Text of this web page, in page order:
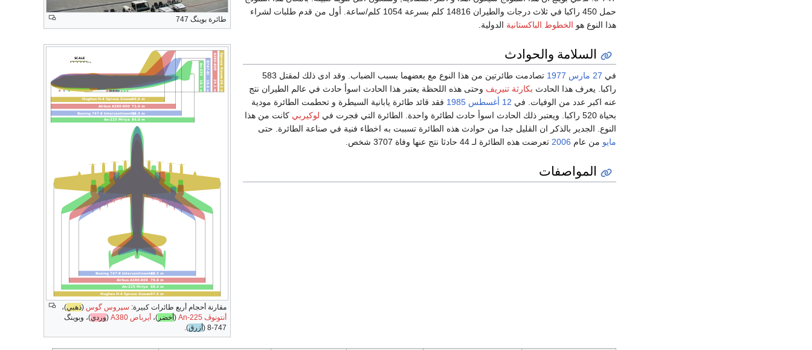
طائرة بوينگ 747
مقارنة أحجام أربع طائرات كبيرة: سپروس گوس (ذهبي)،
أنتونوڤ An-225
(أخضر )، أيرباص A380 (وردي)، وبوينگ
747-8 (
أزرق).
حمل 450 راكبا في ثلاث درجات والطيران 14816 كلم بسرعة 1054 كلم/ساعة. أول من قدم طلبات لشراء
هذا النوع هو الخطوط الباكستانية الدولية.
السلامة والحوادث
في 27 مارس 1977
تصادمت طائرتين من هذا النوع مع بعضهما بسبب الضباب. وقد ادى ذلك لمقتل 583
راكبا. يعرف هذا الحادث بكارثة تنيريف وحتى هذه اللحظة يعتبر هذا الحادث اسوأ حادث في عالم الطيران نتج
عنه اكبر عدد من الوفيات. في 12 أغسطس 1985 فقد قائد طائرة يابانية السيطرة و تحطمت الطائرة مودية
بحياة 520 راكبا. ويعتبر ذلك الحادث اسوأ حادث لطائرة واحدة. الطائرة التي فجرت في
لوكيربي كانت من هذا
النوع. الجدير بالذكر ان القليل جدا من حوادث هذه الطائرة تسببت به اخطاء فنية في صناعة الطائرة. حتى
مايو من عام 2006 تعرضت هذه الطائرة لـ 44 حادثا نتج عنها وفاة 3707 شخص.
المواصفات